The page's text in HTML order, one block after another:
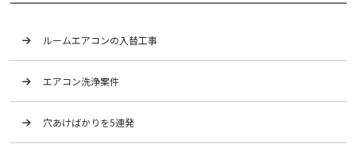
ルームエアコンの入替工事
エアコン洗浄案件
穴あけばかりを5連発